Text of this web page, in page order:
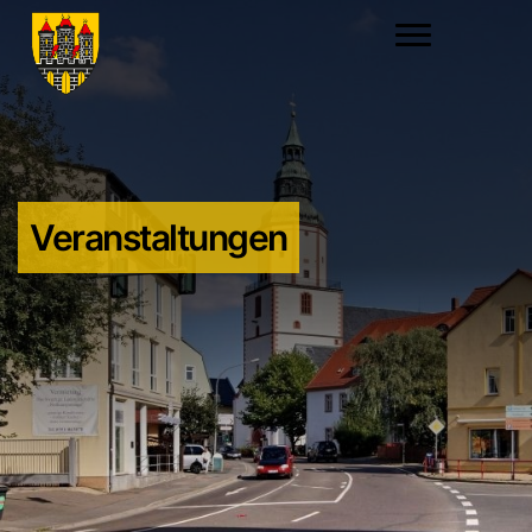
Veranstaltungen